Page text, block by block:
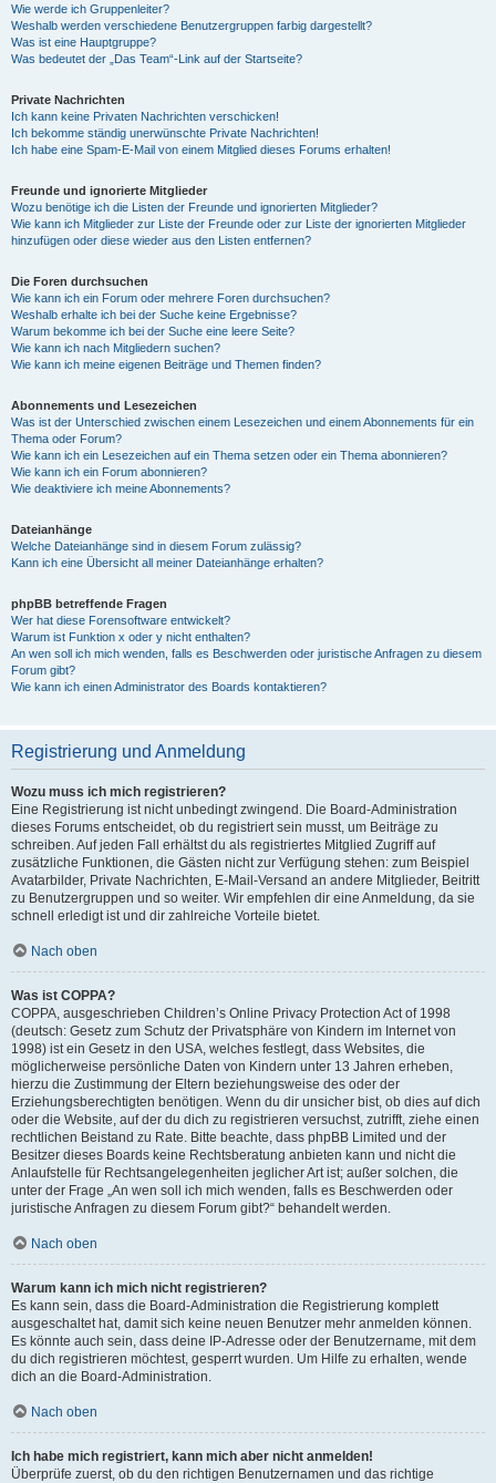
Wie werde ich Gruppenleiter?
Weshalb werden verschiedene Benutzergruppen farbig dargestellt?
Was ist eine Hauptgruppe?
Was bedeutet der „Das Team“-Link auf der Startseite?
Private Nachrichten
Ich kann keine Privaten Nachrichten verschicken!
Ich bekomme ständig unerwünschte Private Nachrichten!
Ich habe eine Spam-E-Mail von einem Mitglied dieses Forums erhalten!
Freunde und ignorierte Mitglieder
Wozu benötige ich die Listen der Freunde und ignorierten Mitglieder?
Wie kann ich Mitglieder zur Liste der Freunde oder zur Liste der ignorierten Mitglieder
hinzufügen oder diese wieder aus den Listen entfernen?
Die Foren durchsuchen
Wie kann ich ein Forum oder mehrere Foren durchsuchen?
Weshalb erhalte ich bei der Suche keine Ergebnisse?
Warum bekomme ich bei der Suche eine leere Seite?
Wie kann ich nach Mitgliedern suchen?
Wie kann ich meine eigenen Beiträge und Themen finden?
Abonnements und Lesezeichen
Was ist der Unterschied zwischen einem Lesezeichen und einem Abonnements für ein
Thema oder Forum?
Wie kann ich ein Lesezeichen auf ein Thema setzen oder ein Thema abonnieren?
Wie kann ich ein Forum abonnieren?
Wie deaktiviere ich meine Abonnements?
Dateianhänge
Welche Dateianhänge sind in diesem Forum zulässig?
Kann ich eine Übersicht all meiner Dateianhänge erhalten?
phpBB betreffende Fragen
Wer hat diese Forensoftware entwickelt?
Warum ist Funktion x oder y nicht enthalten?
An wen soll ich mich wenden, falls es Beschwerden oder juristische Anfragen zu diesem
Forum gibt?
Wie kann ich einen Administrator des Boards kontaktieren?
Registrierung und Anmeldung
Wozu muss ich mich registrieren?
Eine Registrierung ist nicht unbedingt zwingend. Die Board-Administration
dieses Forums entscheidet, ob du registriert sein musst, um Beiträge zu
schreiben. Auf jeden Fall erhältst du als registriertes Mitglied Zugriff auf
zusätzliche Funktionen, die Gästen nicht zur Verfügung stehen: zum Beispiel
Avatarbilder, Private Nachrichten, E-Mail-Versand an andere Mitglieder, Beitritt
zu Benutzergruppen und so weiter. Wir empfehlen dir eine Anmeldung, da sie
schnell erledigt ist und dir zahlreiche Vorteile bietet.
Nach oben
Was ist COPPA?
COPPA, ausgeschrieben Children’s Online Privacy Protection Act of 1998
(deutsch: Gesetz zum Schutz der Privatsphäre von Kindern im Internet von
1998) ist ein Gesetz in den USA, welches festlegt, dass Websites, die
möglicherweise persönliche Daten von Kindern unter 13 Jahren erheben,
hierzu die Zustimmung der Eltern beziehungsweise des oder der
Erziehungsberechtigten benötigen. Wenn du dir unsicher bist, ob dies auf dich
oder die Website, auf der du dich zu registrieren versuchst, zutrifft, ziehe einen
rechtlichen Beistand zu Rate. Bitte beachte, dass phpBB Limited und der
Besitzer dieses Boards keine Rechtsberatung anbieten kann und nicht die
Anlaufstelle für Rechtsangelegenheiten jeglicher Art ist; außer solchen, die
unter der Frage „An wen soll ich mich wenden, falls es Beschwerden oder
juristische Anfragen zu diesem Forum gibt?“ behandelt werden.
Nach oben
Warum kann ich mich nicht registrieren?
Es kann sein, dass die Board-Administration die Registrierung komplett
ausgeschaltet hat, damit sich keine neuen Benutzer mehr anmelden können.
Es könnte auch sein, dass deine IP-Adresse oder der Benutzername, mit dem
du dich registrieren möchtest, gesperrt wurden. Um Hilfe zu erhalten, wende
dich an die Board-Administration.
Nach oben
Ich habe mich registriert, kann mich aber nicht anmelden!
Überprüfe zuerst, ob du den richtigen Benutzernamen und das richtige